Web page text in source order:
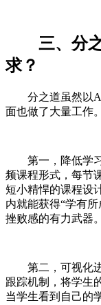
三、分
求？
分之道虽然以
面也做了大量工作。
第一，降低学
频课程形式，每节
短小精悍的课程设
内就能获得“学有
挫败感的有力武器。
第二，可视化
跟踪机制，将学生
当学生看到自己的